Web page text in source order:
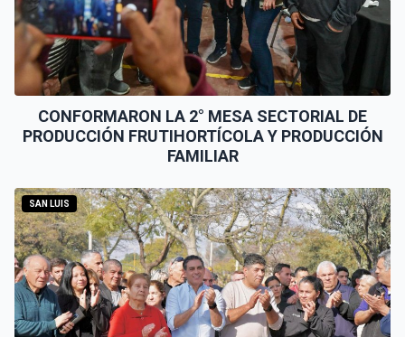
CONFORMARON LA 2° MESA SECTORIAL DE
PRODUCCIÓN FRUTIHORTÍCOLA Y PRODUCCIÓN
FAMILIAR
SAN LUIS